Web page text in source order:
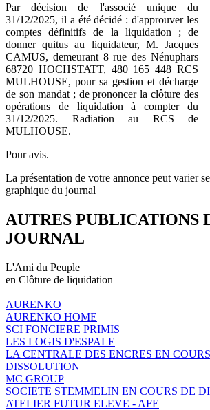
Par décision de l'associé unique du
31/12/2025, il a été décidé : d'approuver les
comptes définitifs de la liquidation ; de
donner quitus au liquidateur, M. Jacques
CAMUS, demeurant 8 rue des Nénuphars
68720 HOCHSTATT, 480 165 448 RCS
MULHOUSE, pour sa gestion et décharge
de son mandat ; de prononcer la clôture des
opérations de liquidation à compter du
31/12/2025. Radiation au RCS de
MULHOUSE.
Pour avis.
La présentation de votre annonce peut varier
graphique du journal
AUTRES PUBLICATIONS
JOURNAL
L'Ami du Peuple
en Clôture de liquidation
AURENKO
AURENKO HOME
SCI FONCIERE PRIMIS
LES LOGIS D'ESPALE
LA CENTRALE DES ENCRES EN
DISSOLUTION
MC GROUP
SOCIETE STEMMELIN EN COURS DE
ATELIER FUTUR ELEVE - AFE